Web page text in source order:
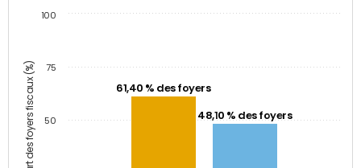
Part des foyers fiscaux (%) 61,40 % des foyers
48,10 % des foyers
50
75
100